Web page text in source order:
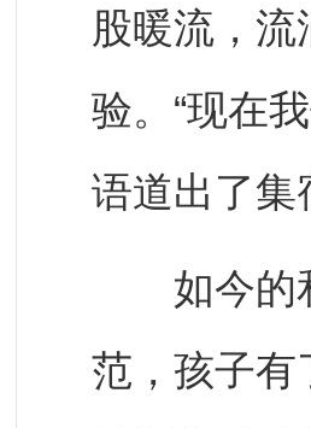
股暖流，
验。“现在
语道出了集
如今的和
范，孩子有